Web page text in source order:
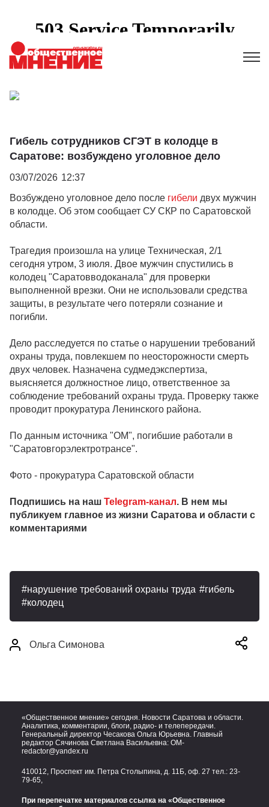
Гибель сотрудников СГЭТ в колодце в
Саратове: возбуждено уголовное дело
03/07/2026 12:37
Возбуждено уголовное дело после гибели двух мужчин
в колодце. Об этом сообщает СУ СКР по Саратовской
области.
Трагедия произошла на улице Техническая, 2/1
сегодня утром, 3 июля. Двое мужчин спустились в
колодец "Саратовводоканала" для проверки
выполненной врезки. Они не использовали средства
защиты, в результате чего потеряли сознание и
погибли.
Дело расследуется по статье о нарушении требований
охраны труда, повлекшем по неосторожности смерть
двух человек. Назначена судмедэкспертиза,
выясняется должностное лицо, ответственное за
соблюдение требований охраны труда. Проверку также
проводит прокуратура Ленинского района.
По данным источника "ОМ", погибшие работали в
"Саратовгорэлектротрансе".
Фото - прокуратура Саратовской области
Подпишись на наш Telegram-канал. В нем мы
публикуем главное из жизни Саратова и области с
комментариями
нарушение требований охраны труда
гибель
колодец
Ольга Симонова
«Общественное мнение» сегодня. Новости Саратова и области.
Аналитика, комментарии, блоги, радио- и телепередачи.
Генеральный директор Чесакова Ольга Юрьевна. Главный
редактор Сячинова Светлана Васильевна: OM-
redactor@yandex.ru
410012, Проспект им. Петра Столыпина, д. 11Б, оф. 27 тел.: 23-
79-65,
При перепечатке материалов ссылка на «Общественное